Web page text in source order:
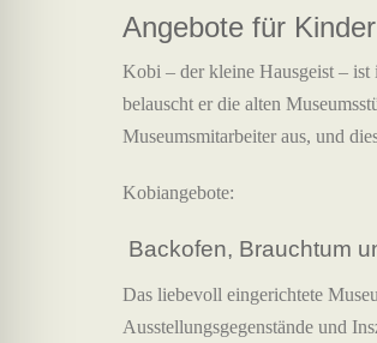
Angebote für
Kobi – der kleine Hausgeist –
belauscht er die alten
Museumsmitarbeiter aus, und
Kobiangebote:
Backofen, Brauchtum
Das liebevoll eingerichtete
Ausstellungsgegenstände und